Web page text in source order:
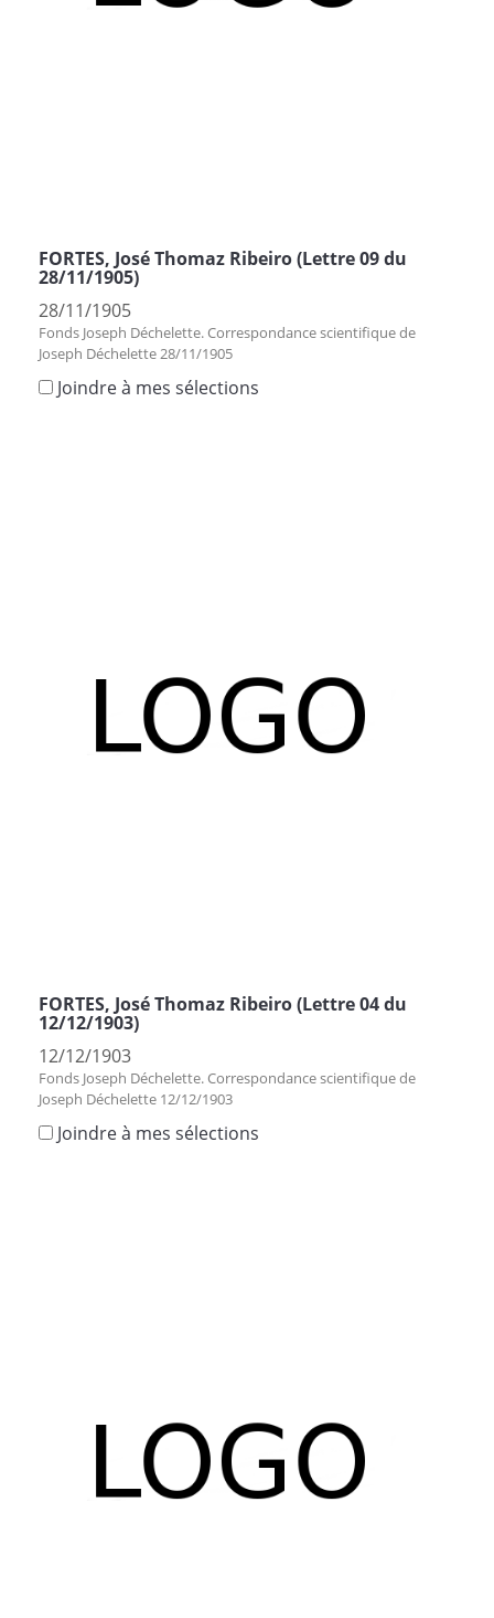
FORTES, José Thomaz Ribeiro (Lettre 09 du
28/11/1905)
28/11/1905
Fonds Joseph Déchelette. Correspondance scientifique de
Joseph Déchelette 28/11/1905
Joindre à mes sélections
FORTES, José Thomaz Ribeiro (Lettre 04 du
12/12/1903)
12/12/1903
Fonds Joseph Déchelette. Correspondance scientifique de
Joseph Déchelette 12/12/1903
Joindre à mes sélections